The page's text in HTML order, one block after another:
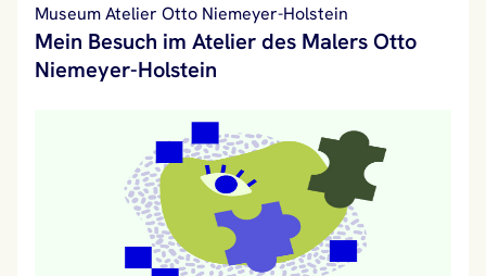
Museum Atelier Otto Niemeyer-Holstein
Mein Besuch im Atelier des Malers Otto
Niemeyer-Holstein